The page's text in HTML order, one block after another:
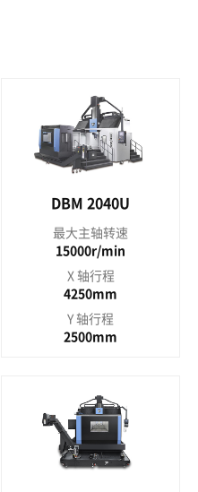
DBM 2040U
最大主轴转速
15000r/min
X 轴行程
4250mm
Y 轴行程
2500mm